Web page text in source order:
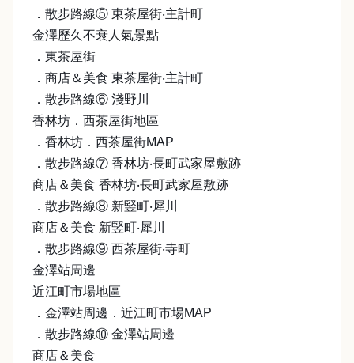
．散步路線⑤ 東茶屋街‧主計町
金澤歷久不衰人氣景點
．東茶屋街
．商店＆美食 東茶屋街‧主計町
．散步路線⑥ 淺野川
香林坊．西茶屋街地區
．香林坊．西茶屋街MAP
．散步路線⑦ 香林坊‧長町武家屋敷跡
商店＆美食 香林坊‧長町武家屋敷跡
．散步路線⑧ 新竪町‧犀川
商店＆美食 新竪町‧犀川
．散步路線⑨ 西茶屋街‧寺町
金澤站周邊
近江町市場地區
．金澤站周邊．近江町市場MAP
．散步路線⑩ 金澤站周邊
商店＆美食